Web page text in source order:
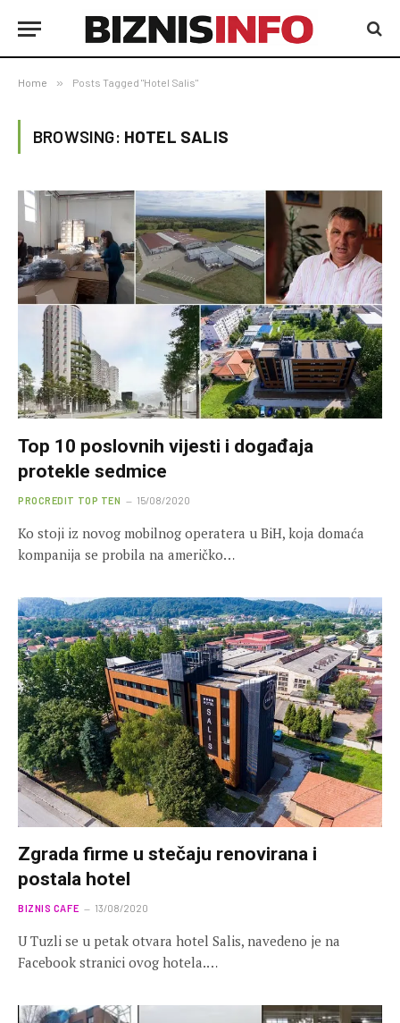
Home » Posts Tagged "Hotel Salis"
BROWSING: HOTEL SALIS
Top 10 poslovnih vijesti i događaja
protekle sedmice
PROCREDIT TOP TEN 15/08/2020
Ko stoji iz novog mobilnog operatera u BiH, koja domaća
kompanija se probila na američko…
Zgrada firme u stečaju renovirana i
postala hotel
BIZNIS CAFE 13/08/2020
U Tuzli se u petak otvara hotel Salis, navedeno je na
Facebook stranici ovog hotela.…